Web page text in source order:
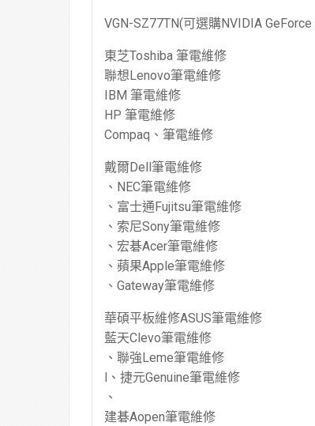
VGN-SZ77TN(可選購NVIDIA
東芝Toshiba 筆電維修
聯想Lenovo筆電維修
IBM 筆電維修
HP 筆電維修
Compaq、筆電維修
戴爾Dell筆電維修
、NEC筆電維修
、富士通Fujitsu筆電維修
、索尼Sony筆電維修
、宏碁Acer筆電維修
、蘋果Apple筆電維修
、Gateway筆電維修
華碩平板維修ASUS筆電維修
藍天Clevo筆電維修
、聯強Leme筆電維修
l、捷元Genuine筆電維修
、
建碁Aopen筆電維修